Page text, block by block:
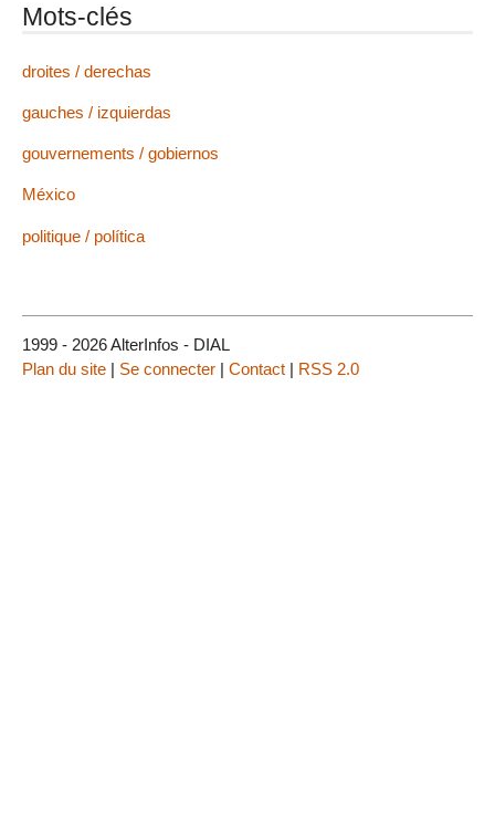
Mots-clés
droites / derechas
gauches / izquierdas
gouvernements / gobiernos
México
politique / política
1999 - 2026 AlterInfos - DIAL
Plan du site
Se connecter Contact RSS 2.0